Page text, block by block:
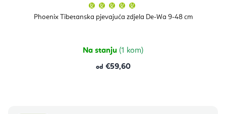
Phoenix Tibetanska pjevajuća zdjela De-Wa 9-48 cm
proizvoda
je
zvjezdica.
Na stanju (1 kom)
od €59,60